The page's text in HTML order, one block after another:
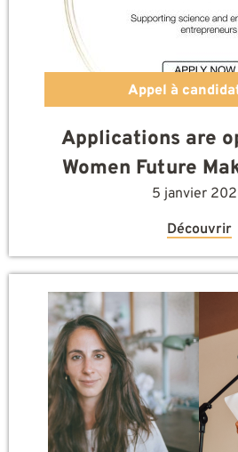
Appel à
Applications are
Women Future
5 janvier
Découvrir